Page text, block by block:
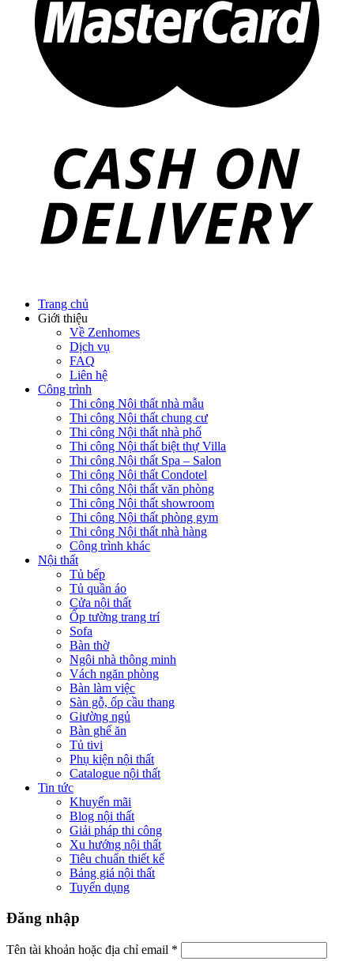
Trang chủ
Giới thiệu
Về Zenhomes
Dịch vụ
FAQ
Liên hệ
Công trình
Thi công Nội thất nhà mẫu
Thi công Nội thất chung cư
Thi công Nội thất nhà phố
Thi công Nội thất biệt thự Villa
Thi công Nội thất Spa – Salon
Thi công Nội thất Condotel
Thi công Nội thất văn phòng
Thi công Nội thất showroom
Thi công Nội thất phòng gym
Thi công Nội thất nhà hàng
Công trình khác
Nội thất
Tủ bếp
Tủ quần áo
Cửa nội thất
Ốp tường trang trí
Sofa
Bàn thờ
Ngôi nhà thông minh
Vách ngăn phòng
Bàn làm việc
Sàn gỗ, ốp cầu thang
Giường ngủ
Bàn ghế ăn
Tủ tivi
Phụ kiện nội thất
Catalogue nội thất
Tin tức
Khuyến mãi
Blog nội thất
Giải pháp thi công
Xu hướng nội thất
Tiêu chuẩn thiết kế
Bảng giá nội thất
Tuyển dụng
Đăng nhập
Tên tài khoản hoặc địa chỉ email *